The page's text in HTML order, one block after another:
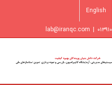
English
|
lab@iranqc.com